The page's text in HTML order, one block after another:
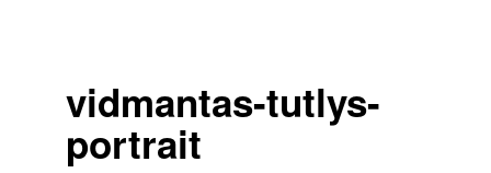
vidmantas-tutlys-
portrait